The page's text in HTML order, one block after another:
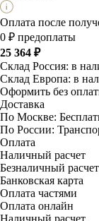
Оплата после
0 ₽ предоплаты
25 364 ₽
Склад Россия: в
Склад Европа: в
Оформить без
Доставка
По Москве:
По России:
Оплата
Наличный расчет
Безналичный расчет
Банковская карта
Оплата частями
Оплата онлайн
Наличный расчет